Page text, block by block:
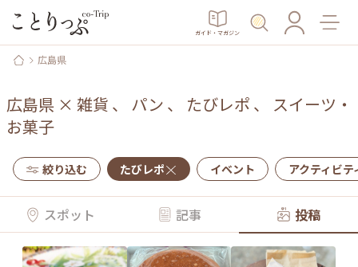
ガイド・マガジン
広島県
広島県 × 雑貨 、 パン 、 たびレポ 、 スイーツ・
お菓子
絞り込む たびレポ イベント アクティビテ
スポット 記事 投稿